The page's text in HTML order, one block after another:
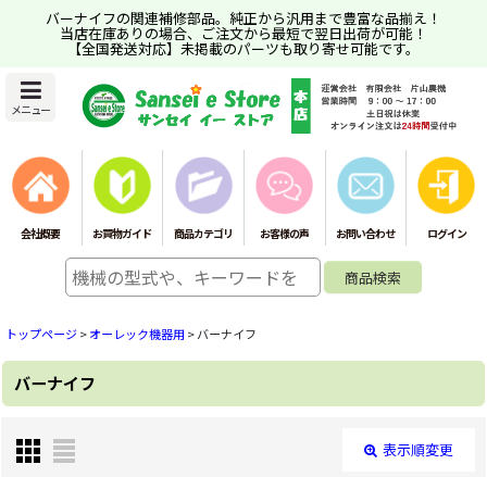
バーナイフの関連補修部品。純正から汎用まで豊富な品揃え！
当店在庫ありの場合、ご注文から最短で翌日出荷が可能！
【全国発送対応】未掲載のパーツも取り寄せ可能です。
メニュー
会社概要 お買物ガイド 商品カテゴリ お客様の声 お問い合わせ ログイン
トップページ>オーレック機器用 >バーナイフ
バーナイフ
表示順変更